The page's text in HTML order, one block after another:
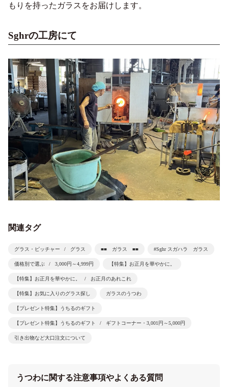
もりを持ったガラスをお届けします。
Sghrの工房にて
関連タグ
グラス・ピッチャー グラス ■■ ガラス ■■ #Sghr スガハラ ガラス
価格別で選ぶ 3,000円～4,999円 【特集】お正月を華やかに。
【特集】お正月を華やかに。 お正月のあれこれ
【特集】お気に入りのグラス探し ガラスのうつわ
【プレゼント特集】うちるのギフト
【プレゼント特集】うちるのギフト ギフトコーナー・3,001円～5,000円
引き出物など大口注文について
うつわに関する注意事項やよくある質問